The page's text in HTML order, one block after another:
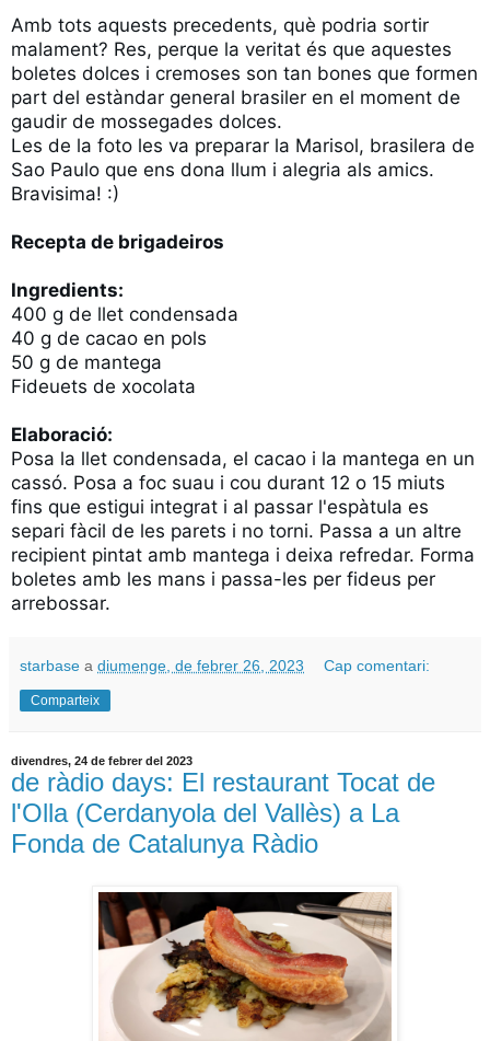
Amb tots aquests precedents, què podria sortir
malament? Res, perque la veritat és que aquestes
boletes dolces i cremoses son tan bones que formen
part del estàndar general brasiler en el moment de
gaudir de mossegades dolces.
Les de la foto les va preparar la Marisol, brasilera de
Sao Paulo que ens dona llum i alegria als amics.
Bravisima! :)
Recepta de brigadeiros
Ingredients:
400 g de llet condensada
40 g de cacao en pols
50 g de mantega
Fideuets de xocolata
Elaboració:
Posa la llet condensada, el cacao i la mantega en un
cassó. Posa a foc suau i cou durant 12 o 15 miuts
fins que estigui integrat i al passar l'espàtula es
separi fàcil de les parets i no torni. Passa a un altre
recipient pintat amb mantega i deixa refredar. Forma
boletes amb les mans i passa-les per fideus per
arrebossar.
starbase a diumenge, de febrer 26, 2023 Cap comentari:
Comparteix
divendres, 24 de febrer del 2023
de ràdio days: El restaurant Tocat de
l'Olla (Cerdanyola del Vallès) a La
Fonda de Catalunya Ràdio